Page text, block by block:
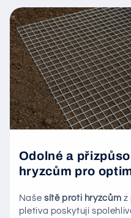
Odolné a
hryzcům pro
Naše sítě proti hryzcům z
pletiva poskytují